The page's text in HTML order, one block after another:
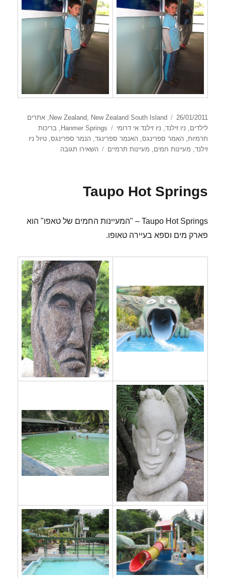
פורסם
בתאריך
26/01/2011 קטגוריות New Zealand, New Zealand South Island
,אתרים
לילדים, ניו זילנד, ניו זילנד אי דרומי תגיות
Hanmer Springs
,בריכות
תרמיות,האמר ספרינגס,האנמר ספרינגד,הנמר ספרינגס,טיול ניו
זילנד, מעיינות חמים, מעיינות תרמיים השאירו תגובה
Taupo Hot Springs
Taupo Hot Springs – "המעיינות החמים של טאפו" הוא
פארק מים וספא בעיירה טאופו.